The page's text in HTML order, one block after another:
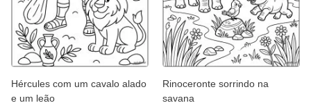
Hércules com um cavalo alado
e um leão
Rinoceronte sorrindo na
savana